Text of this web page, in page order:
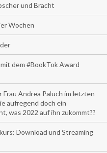
und Bracht
Wochen
dem #BookTok Award
Andrea Paluch im letzten
aufregend doch ein
was 2022 auf ihn zukommt??
Download und Streaming